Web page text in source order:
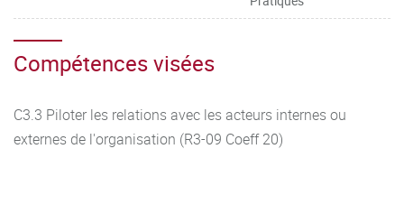
Compétences visées
C3.3 Piloter les relations avec les acteurs internes ou
externes de l'organisation (R3-09 Coeff 20)